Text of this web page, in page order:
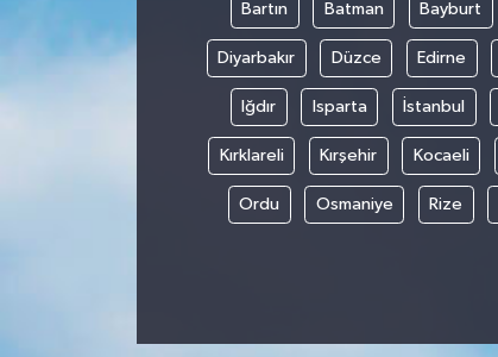
Bartın Batman Bayburt
Diyarbakır Düzce Edirne
Iğdır Isparta İstanbul
Kırklareli Kırşehir Kocaeli
Ordu Osmaniye Rize